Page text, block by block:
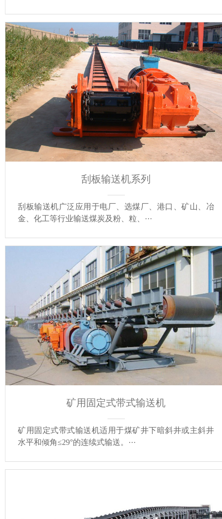
刮板输送机系列
刮板输送机广泛应用于电厂、选煤厂、港口、矿山、冶
金、化工等行业输送煤炭及粉、粒、···
矿用固定式带式输送机
矿用固定式带式输送机适用于煤矿井下暗斜井或主斜井
水平和倾角≤29°的连续式输送。···